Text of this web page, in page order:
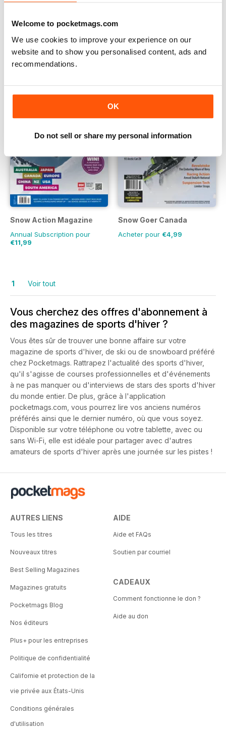
Welcome to pocketmags.com
We use cookies to improve your experience on our
website and to show you personalised content, ads and
recommendations.
OK
Do not sell or share my personal information
Tidningen Snöskoter
€33,99
€47.94Sauvez29%
Snow Action Magazine
Annual Subscription pour
€11,99
Snow Goer Canada
Acheter pour €4,99
1 Voir tout
Vous cherchez des offres d'abonnement à
des magazines de sports d'hiver ?
Vous êtes sûr de trouver une bonne affaire sur votre
magazine de sports d'hiver, de ski ou de snowboard préféré
chez Pocketmags. Rattrapez l'actualité des sports d'hiver,
qu'il s'agisse de courses professionnelles et d'événements
à ne pas manquer ou d'interviews de stars des sports d'hiver
du monde entier. De plus, grâce à l'application
pocketmags.com, vous pourrez lire vos anciens numéros
préférés ainsi que le dernier numéro, où que vous soyez.
Disponible sur votre téléphone ou votre tablette, avec ou
sans Wi-Fi, elle est idéale pour partager avec d'autres
amateurs de sports d'hiver après une journée sur les pistes !
AUTRES LIENS
Tous les titres
Nouveaux titres
Best Selling Magazines
Magazines gratuits
Pocketmags Blog
Nos éditeurs
Plus+ pour les entreprises
Politique de confidentialité
Californie et protection de la
vie privée aux États-Unis
Conditions générales
d'utilisation
AIDE
Aide et FAQs
Soutien par courriel
CADEAUX
Comment fonctionne le don ?
Aide au don